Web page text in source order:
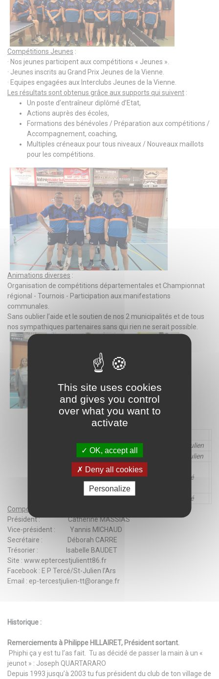
Compétitions Jeunes :
· Nos jeunes participent aux compétitions « Jeunes ».
· Jeunes inscrits au Grand Prix Jeunes de la Vienne.
· Equipes engagées aux Interclubs Jeunes de la Vienne.
Les résultats sont obtenus grâce aux supports qui suivent :
Un poste d’entraîneur diplômé d’Etat,
Actions auprès des écoles,
Formations des bénévoles / Préparation aux compétitions /
Accompagnement, coaching,
Multiples créneaux pour tous niveaux / Nouveaux maillots
pour les compétitions.
Animations diverses :
Organisation de compétitions départementales et Championnat
régional - Tournois - Participation aux manifestations
communales.
Sans oublier l’aide et le soutien de nos 2 municipalités et de tous
nos sympathiques partenaires sans qui rien ne serait possible.
Jeunes 16h30/18h30
St-Julien
Compétition / Loisirs18h30/20h St Julien
Jeunes Débutants
Jeunes Confirmés
Entraînement libre
15h30/17h00
17h/19h
Tercé
Tout niveau
Tercé
Composition du bureau
Président : Catherine MASSIAS
Vice-président : Yannis MICHAUD
Secrétaire : Déborah CARRE
Trésorier : Isabelle BAUDET
Site : www.eptercestjulientt86.fr
Facebook : E P Tercé/St-Julien l’Ars
Email : ep-tercestjulien-tt@orange.fr
Historique :
Remerciements à Philippe HILLAIRET, Président sortant.
Phiphi ça y est tu l’as fait. Tu as décidé de passer la main à un «
jeunot » : Joseph QUARTARARO
Depuis 1993 jusqu’à 2003 tu fus président du club de ton village de
This site uses cookies
and gives you control
over what you want to
activate
OK, accept all
Deny all cookies
Personalize